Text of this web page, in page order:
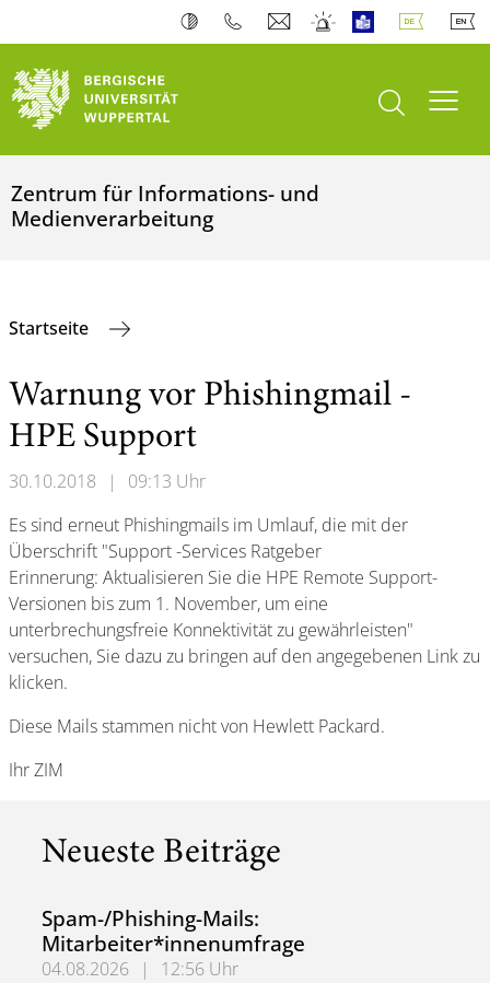
Suche öffnen
Zentrum für Informations- und
Medienverarbeitung
Startseite
Warnung vor Phishingmail -
HPE Support
30.10.2018 |
09:13 Uhr
Es sind erneut Phishingmails im Umlauf, die mit der
Überschrift "Support -Services Ratgeber
Erinnerung: Aktualisieren Sie die HPE Remote Support-
Versionen bis zum 1. November, um eine
unterbrechungsfreie Konnektivität zu gewährleisten"
versuchen, Sie dazu zu bringen auf den angegebenen Link zu
klicken.
Diese Mails stammen nicht von Hewlett Packard.
Ihr ZIM
Neueste Beiträge
Spam-/Phishing-Mails:
Mitarbeiter*innenumfrage
04.08.2026 |
12:56 Uhr